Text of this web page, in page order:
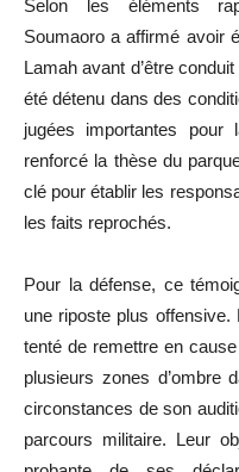
Selon les éléments
Soumaoro a affirmé avoir
Lamah avant d’être
été détenu dans des
jugées importantes
renforcé la thèse du
clé pour établir les
les faits reprochés.
Pour la défense, ce
une riposte plus
tenté de remettre en
plusieurs zones d’ombre
circonstances de son
parcours militaire. Leur